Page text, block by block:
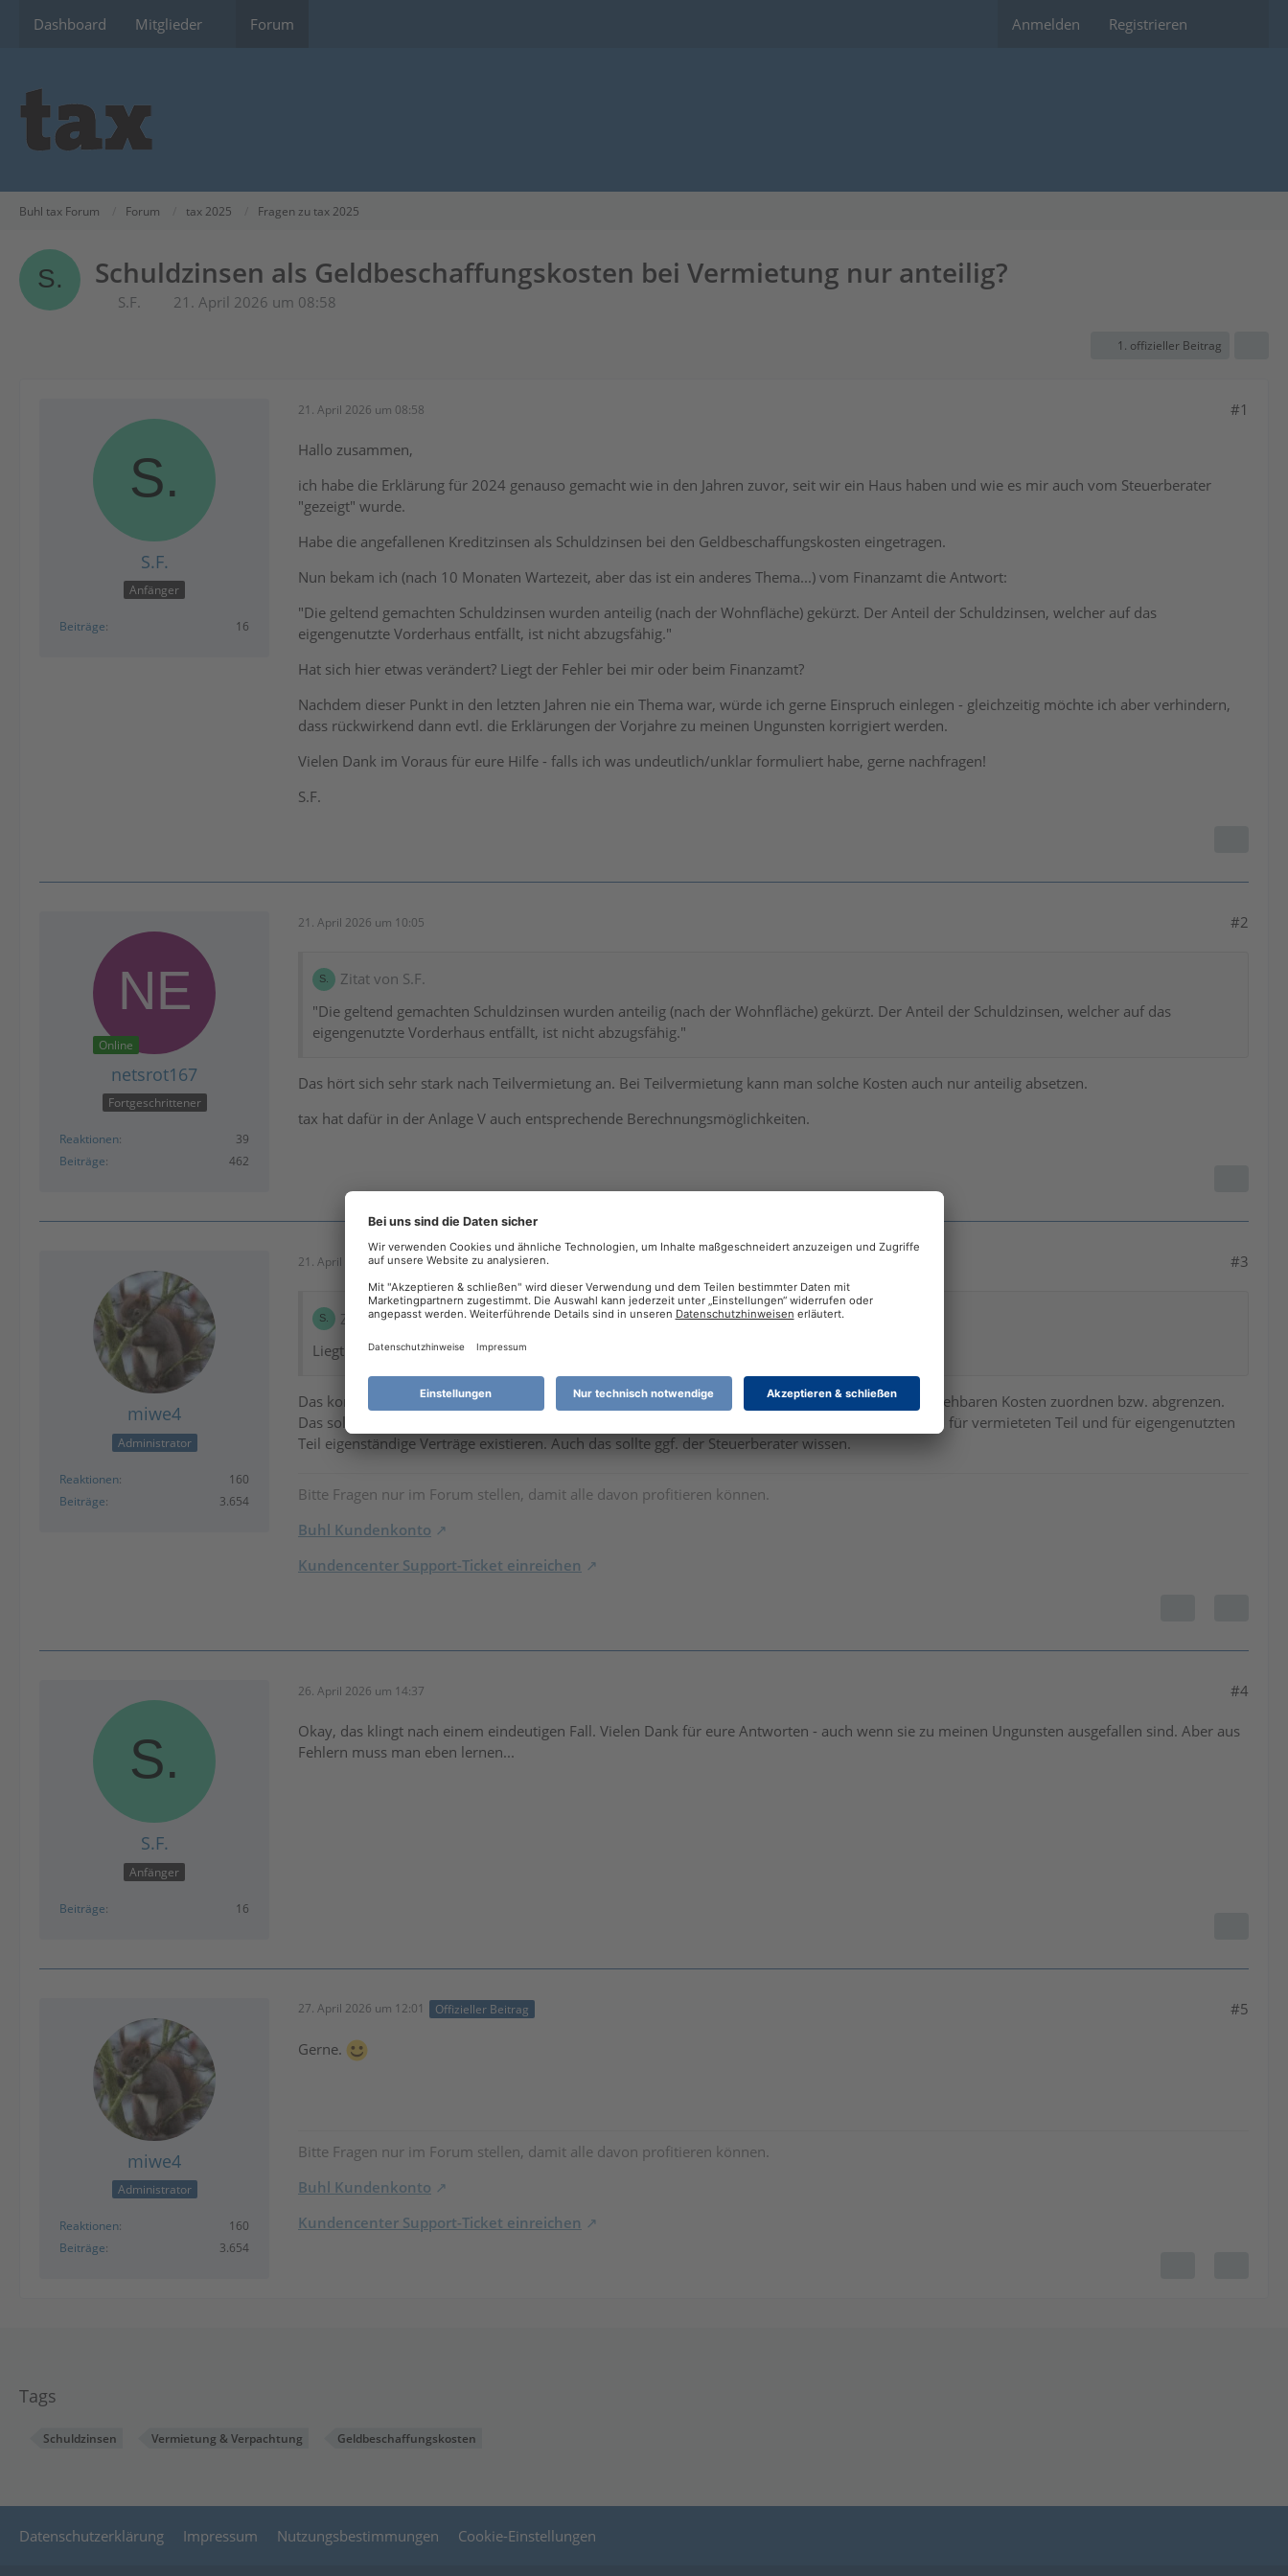
Dashboard Mitglieder Forum Anmelden Registrieren
Buhl tax Forum Forum tax 2025 Fragen zu tax 2025
Schuldzinsen als Geldbeschaffungskosten bei Vermietung nur anteilig?
S.F. 21. April 2026 um 08:58
1. offizieller Beitrag
S.F.
Anfänger
Beiträge 16
21. April 2026 um 08:58 #1
Hallo zusammen,
ich habe die Erklärung für 2024 genauso gemacht wie in den Jahren zuvor, seit wir ein Haus haben und wie es mir auch vom Steuerberater
"gezeigt" wurde.
Habe die angefallenen Kreditzinsen als Schuldzinsen bei den Geldbeschaffungskosten eingetragen.
Nun bekam ich (nach 10 Monaten Wartezeit, aber das ist ein anderes Thema...) vom Finanzamt die Antwort:
"Die geltend gemachten Schuldzinsen wurden anteilig (nach der Wohnfläche) gekürzt. Der Anteil der Schuldzinsen, welcher auf das
eigengenutzte Vorderhaus entfällt, ist nicht abzugsfähig."
Hat sich hier etwas verändert? Liegt der Fehler bei mir oder beim Finanzamt?
Nachdem dieser Punkt in den letzten Jahren nie ein Thema war, würde ich gerne Einspruch einlegen - gleichzeitig möchte ich aber verhindern,
dass rückwirkend dann evtl. die Erklärungen der Vorjahre zu meinen Ungunsten korrigiert werden.
Vielen Dank im Voraus für eure Hilfe - falls ich was undeutlich/unklar formuliert habe, gerne nachfragen!
S.F.
Online
netsrot167
Fortgeschrittener
Reaktionen
39
Beiträge
462
21. April 2026 um 10:05 #2
Zitat von S.F.
"Die geltend gemachten Schuldzinsen wurden anteilig (nach der Wohnfläche) gekürzt. Der Anteil der Schuldzinsen, welcher auf das
eigengenutzte Vorderhaus entfällt, ist nicht abzugsfähig."
Das hört sich sehr stark nach Teilvermietung an. Bei Teilvermietung kann man solche Kosten auch nur anteilig absetzen.
tax hat dafür in der Anlage V auch entsprechende Berechnungsmöglichkeiten.
miwe4
Administrator
Reaktionen
160
Beiträge
3.654
21. April 2026 um 11:50 Offizieller Beitrag #3
Zitat von S.F.
Liegt der Fehler bei mir oder beim Finanzamt?
Das kommt darauf an. Betrifft der Kredit das ganze Objekt, dann musst Du natürlich die nicht abziehbaren Kosten zuordnen bzw. abgrenzen.
Das sollte sich aber aus den Unterlagen Deines Steuerberaters ergeben. Anders wäre es nur, wenn für vermieteten Teil und für eigengenutzten
Teil eigenständige Verträge existieren. Auch das sollte ggf. der Steuerberater wissen.
Bitte Fragen nur im Forum stellen, damit alle davon profitieren können.
Buhl Kundenkonto
Kundencenter Support-Ticket einreichen
S.F.
Anfänger
Beiträge 16
26. April 2026 um 14:37 #4
Okay, das klingt nach einem eindeutigen Fall. Vielen Dank für eure Antworten - auch wenn sie zu meinen Ungunsten ausgefallen sind. Aber aus
Fehlern muss man eben lernen...
miwe4
Administrator
Reaktionen
160
Beiträge
3.654
27. April 2026 um 12:01 Offizieller Beitrag #5
Gerne.
Bitte Fragen nur im Forum stellen, damit alle davon profitieren können.
Buhl Kundenkonto
Kundencenter Support-Ticket einreichen
Tags
Schuldzinsen Vermietung & Verpachtung Geldbeschaffungskosten
Datenschutzerklärung Impressum Nutzungsbestimmungen Cookie-Einstellungen